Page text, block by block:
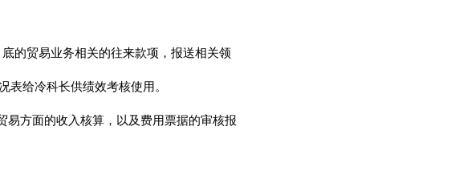
的贸易业务相关的往来款项，报送相关领
表给冷科长供绩效考核使用。
易方面的收入核算，以及费用票据的审核报